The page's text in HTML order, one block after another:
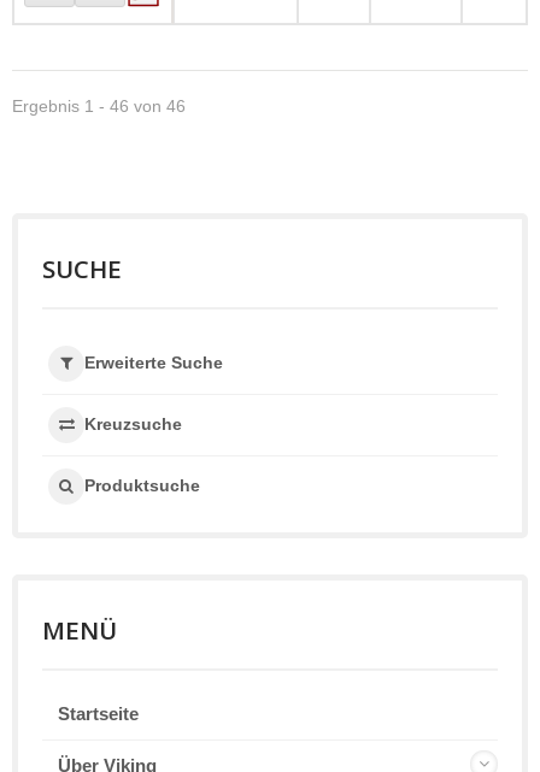
Ergebnis 1 - 46 von 46
SUCHE
Erweiterte Suche
Kreuzsuche
Produktsuche
MENÜ
Startseite
Über Viking